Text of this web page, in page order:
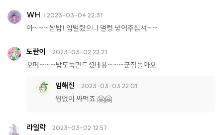
WH 2023-03-04 22:31
아~~~쌈밥! 입벌렸으니 얼렁 넣어주십셔~~
도란이 2023-03-02 22:21
오메~~~밥도둑만드셨네용~~~군침돌아요
임해진 2023-03-03 22:01
원없이 싸먹죠 🤗🤗
라일락 2023-03-02 12:57